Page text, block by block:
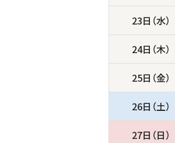
23日（水）
24日（木）
25日（金）
26日（土）
27日（日）